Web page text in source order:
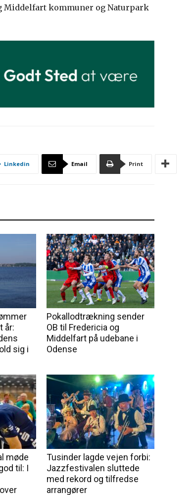
Middelfart kommuner og Naturpark
Linkedin Email Print
år:
sig i
Pokallodtrækning sender
OB til Fredericia og
Middelfart på udebane i
Odense
møde
til: I
Tusinder lagde vejen forbi:
Jazzfestivalen sluttede
med rekord og tilfredse
arrangører